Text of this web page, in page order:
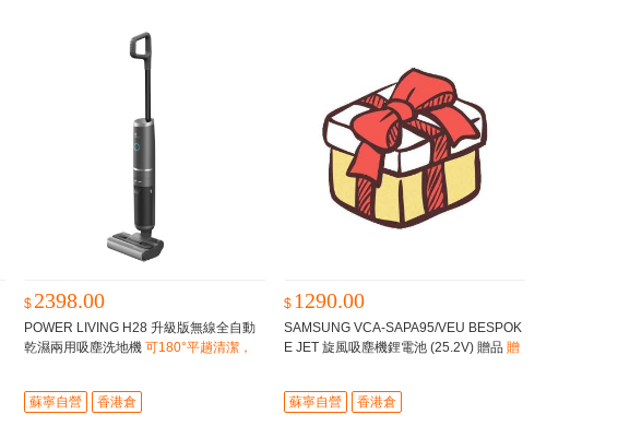
$ 2398.00
POWER LIVING H28 升級版無線全自動
乾濕兩用吸塵洗地機 可180°平趟清潔，
蘇寧自營 香港倉
$ 1290.00
SAMSUNG VCA-SAPA95/VEU BESPOK
E JET 旋風吸塵機鋰電池 (25.2V) 贈品 贈
蘇寧自營 香港倉